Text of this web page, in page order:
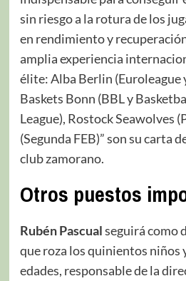
sin riesgo a la rotura de los
en rendimiento y
amplia experiencia
élite: Alba Berlin (Euroleague
Baskets Bonn (BBL y
League), Rostock Seawolves
(Segunda FEB)” son su carta
club zamorano.
Otros puestos
Rubén Pascualseguirá como
que roza los quinientos niños
edades, responsable de la